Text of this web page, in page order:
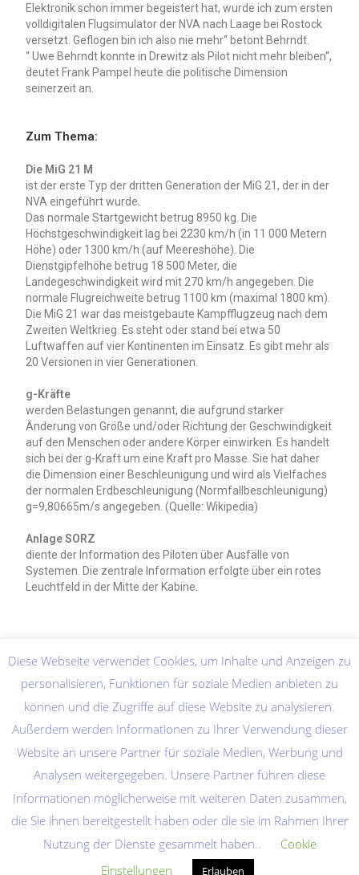
Elektronik schon immer begeistert hat, wurde ich zum ersten
volldigitalen Flugsimulator der NVA nach Laage bei Rostock
versetzt. Geflogen bin ich also nie mehr“ betont Behrndt.
“ Uwe Behrndt konnte in Drewitz als Pilot nicht mehr bleiben“,
deutet Frank Pampel heute die politische Dimension
seinerzeit an.
Zum Thema:
Die MiG 21 M
ist der erste Typ der dritten Generation der MiG 21, der in der
NVA eingeführt wurde.
Das normale Startgewicht betrug 8950 kg. Die
Höchstgeschwindigkeit lag bei 2230 km/h (in 11 000 Metern
Höhe) oder 1300 km/h (auf Meereshöhe). Die
Dienstgipfelhöhe betrug 18 500 Meter, die
Landegeschwindigkeit wird mit 270 km/h angegeben. Die
normale Flugreichweite betrug 1100 km (maximal 1800 km).
Die MiG 21 war das meistgebaute Kampfflugzeug nach dem
Zweiten Weltkrieg. Es steht oder stand bei etwa 50
Luftwaffen auf vier Kontinenten im Einsatz. Es gibt mehr als
20 Versionen in vier Generationen.
g-Kräfte
werden Belastungen genannt, die aufgrund starker
Änderung von Größe und/oder Richtung der Geschwindigkeit
auf den Menschen oder andere Körper einwirken. Es handelt
sich bei der g-Kraft um eine Kraft pro Masse. Sie hat daher
die Dimension einer Beschleunigung und wird als Vielfaches
der normalen Erdbeschleunigung (Normfallbeschleunigung)
g=9,80665m/s angegeben. (Quelle: Wikipedia)
Anlage SORZ
diente der Information des Piloten über Ausfälle von
Systemen. Die zentrale Information erfolgte über ein rotes
Leuchtfeld in der Mitte der Kabine.
Home Abkürzungen Quellenverzeichnis Datenschutzerklärung
Diese Webseite verwendet Cookies, um Inhalte und Anzeigen zu
personalisieren, Funktionen für soziale Medien anbieten zu
können und die Zugriffe auf diese Website zu analysieren.
Außerdem werden Informationen zu Ihrer Verwendung dieser
Website an unsere Partner für soziale Medien, Werbung und
Analysen weitergegeben. Unsere Partner führen diese
Informationen möglicherweise mit weiteren Daten zusammen,
die Sie ihnen bereitgestellt haben oder die sie im Rahmen Ihrer
Nutzung der Dienste gesammelt haben..
Cookie
Einstellungen
Erlauben